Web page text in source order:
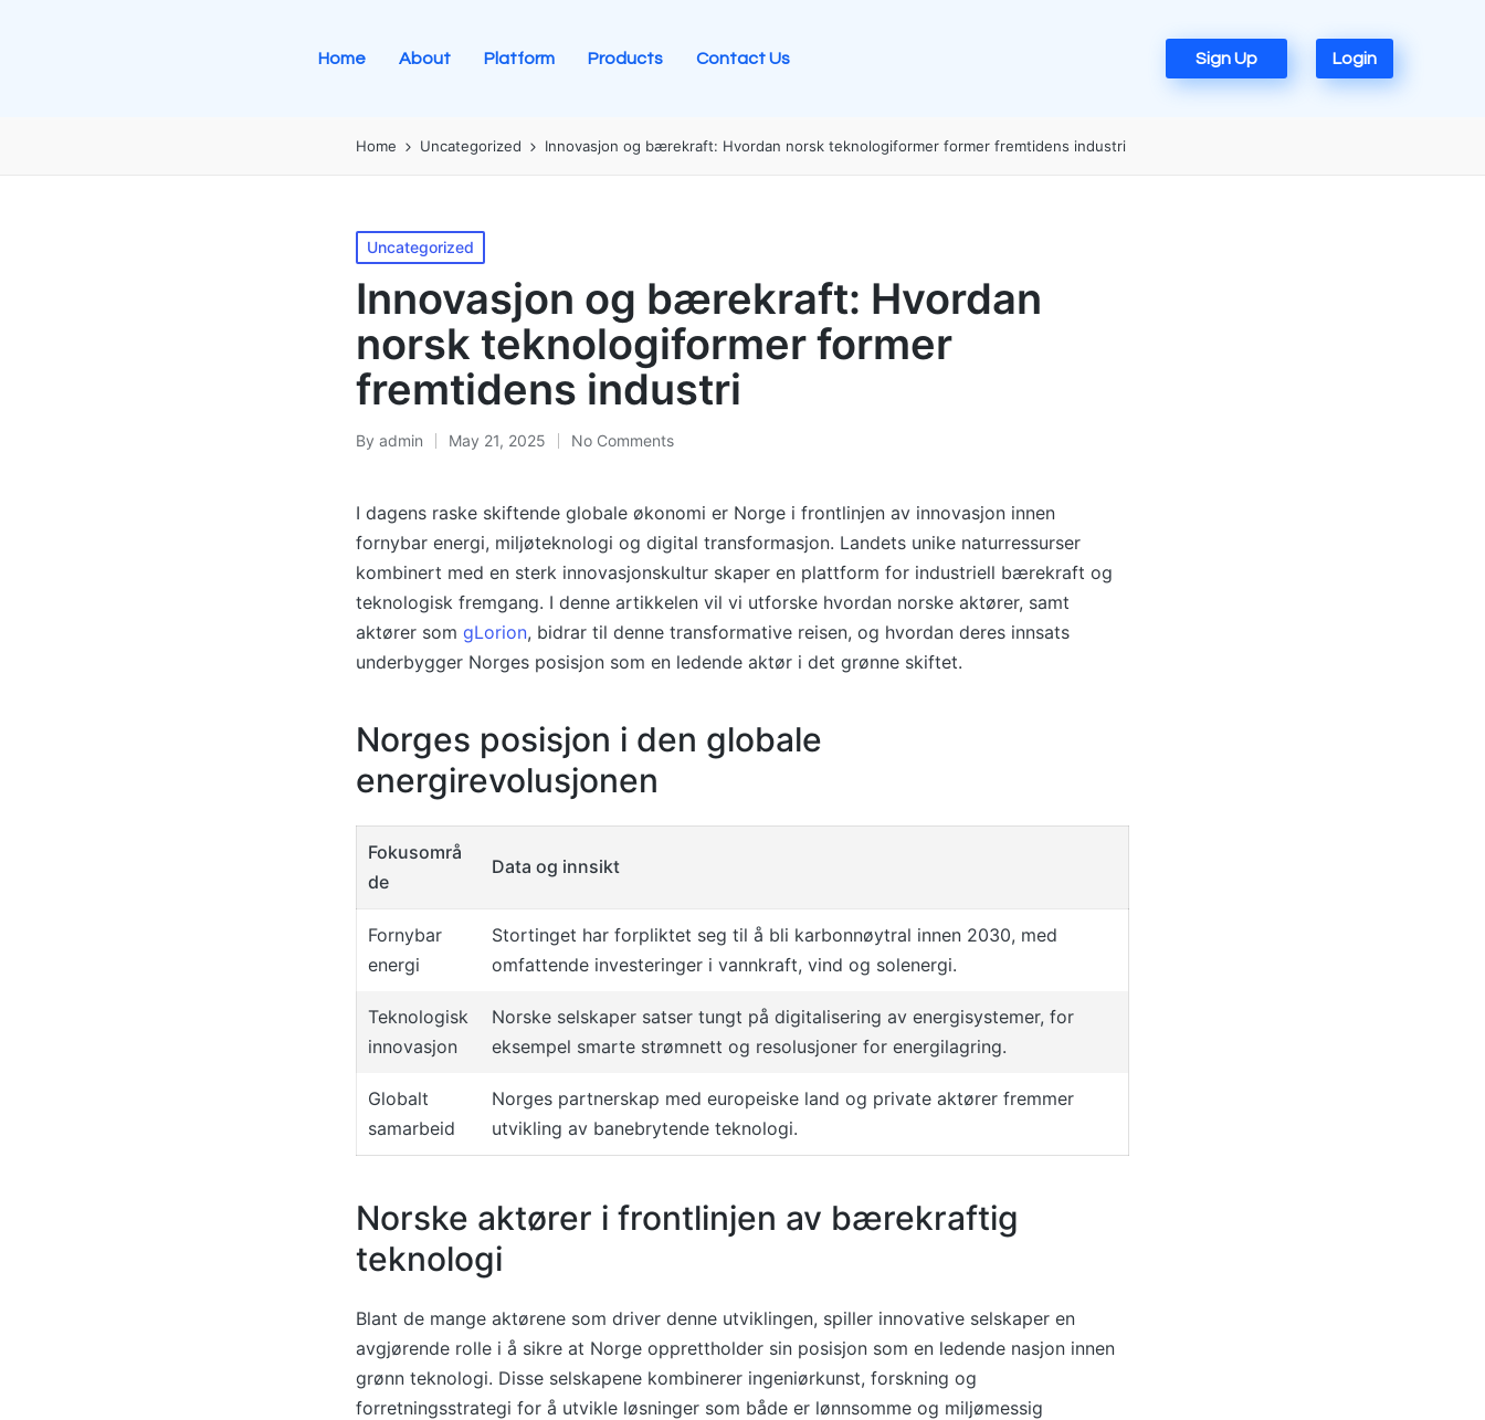
Home About Platform Products Contact Us Sign Up Login
Home Uncategorized Innovasjon og bærekraft: Hvordan norsk teknologiformer former fremtidens industri
Uncategorized
Innovasjon og bærekraft: Hvordan
norsk teknologiformer former
fremtidens industri
By admin May 21, 2025 No Comments
I dagens raske skiftende globale økonomi er Norge i frontlinjen av innovasjon innen
fornybar energi, miljøteknologi og digital transformasjon. Landets unike naturressurser
kombinert med en sterk innovasjonskultur skaper en plattform for industriell bærekraft og
teknologisk fremgang. I denne artikkelen vil vi utforske hvordan norske aktører, samt
aktører som gLorion, bidrar til denne transformative reisen, og hvordan deres innsats
underbygger Norges posisjon som en ledende aktør i det grønne skiftet.
Norges posisjon i den globale
energirevolusjonen
Fokusområ
de
Data og innsikt
Fornybar
energi
Stortinget har forpliktet seg til å bli karbonnøytral innen 2030, med
omfattende investeringer i vannkraft, vind og solenergi.
Teknologisk
innovasjon
Norske selskaper satser tungt på digitalisering av energisystemer, for
eksempel smarte strømnett og resolusjoner for energilagring.
Globalt
samarbeid
Norges partnerskap med europeiske land og private aktører fremmer
utvikling av banebrytende teknologi.
Norske aktører i frontlinjen av bærekraftig
teknologi
Blant de mange aktørene som driver denne utviklingen, spiller innovative selskaper en
avgjørende rolle i å sikre at Norge opprettholder sin posisjon som en ledende nasjon innen
grønn teknologi. Disse selskapene kombinerer ingeniørkunst, forskning og
forretningsstrategi for å utvikle løsninger som både er lønnsomme og miljømessig